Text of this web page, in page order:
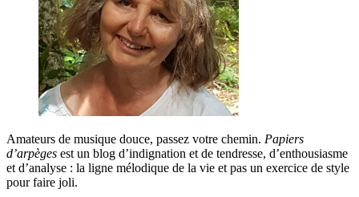
Amateurs de musique douce, passez votre chemin. Papiers
d’arpèges est un blog d’indignation et de tendresse, d’enthousiasme
et d’analyse : la ligne mélodique de la vie et pas un exercice de style
pour faire joli.